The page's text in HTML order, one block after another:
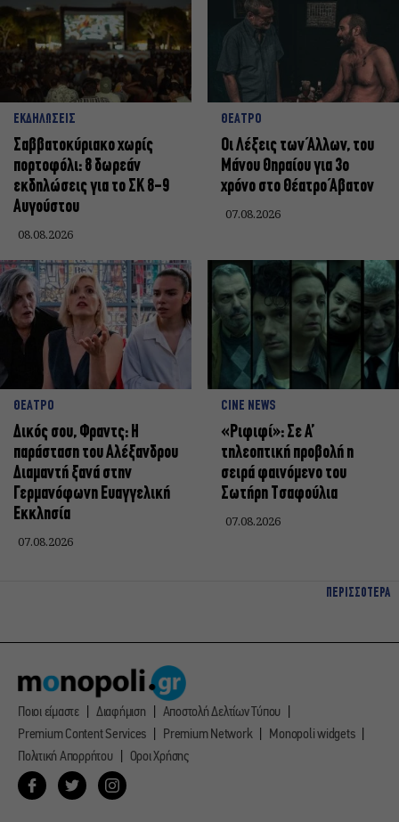
ΕΚΔΗΛΩΣΕΙΣ
Σαββατοκύριακο χωρίς
πορτοφόλι: 8 δωρεάν
εκδηλώσεις για το ΣΚ 8-9
Αυγούστου
08.08.2026
ΘΕΑΤΡΟ
Οι Λέξεις των Άλλων, του
Μάνου Θηραίου για 3ο
χρόνο στο Θέατρο Άβατον
07.08.2026
ΘΕΑΤΡΟ
Δικός σου, Φραντς: Η
παράσταση του Αλέξανδρου
Διαμαντή ξανά στην
Γερμανόφωνη Ευαγγελική
Εκκλησία
07.08.2026
CINE NEWS
«Ριφιφί»: Σε Α’
τηλεοπτική προβολή η
σειρά φαινόμενο του
Σωτήρη Τσαφούλια
07.08.2026
ΠΕΡΙΣΣΟΤΕΡΑ
Ποιοι είμαστε Διαφήμιση
Αποστολή Δελτίων Τύπου
Premium Content Services
Premium Network
Monopoli widgets
Πολιτική Απορρήτου
Οροι Χρήσης